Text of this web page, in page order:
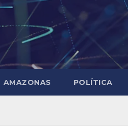
AMAZONAS POLÍTICA